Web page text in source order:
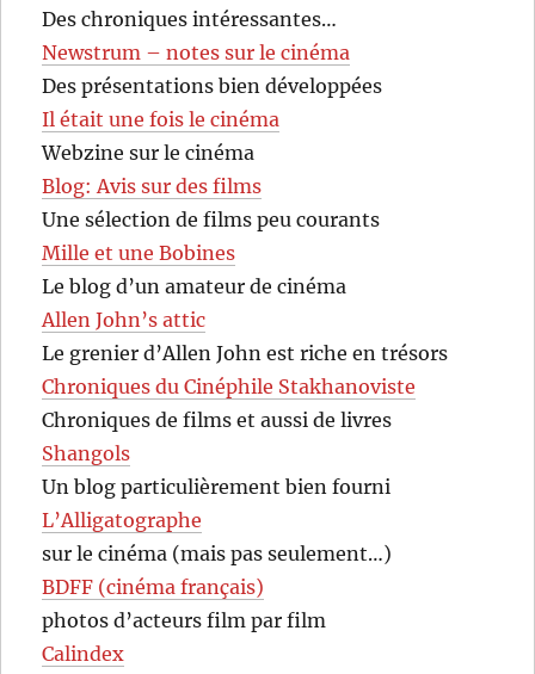
Des chroniques intéressantes…
Newstrum – notes sur le cinéma
Des présentations bien développées
Il était une fois le cinéma
Webzine sur le cinéma
Blog: Avis sur des films
Une sélection de films peu courants
Mille et une Bobines
Le blog d’un amateur de cinéma
Allen John’s attic
Le grenier d’Allen John est riche en trésors
Chroniques du Cinéphile Stakhanoviste
Chroniques de films et aussi de livres
Shangols
Un blog particulièrement bien fourni
L’Alligatographe
sur le cinéma (mais pas seulement…)
BDFF (cinéma français)
photos d’acteurs film par film
Calindex